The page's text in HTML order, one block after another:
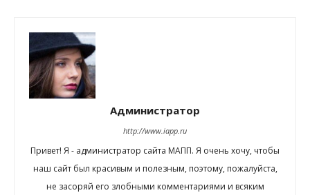
Администратор
http://www.iapp.ru
Привет! Я - администратор сайта МАПП. Я очень хочу, чтобы
наш сайт был красивым и полезным, поэтому, пожалуйста,
не засоряй его злобными комментариями и всяким